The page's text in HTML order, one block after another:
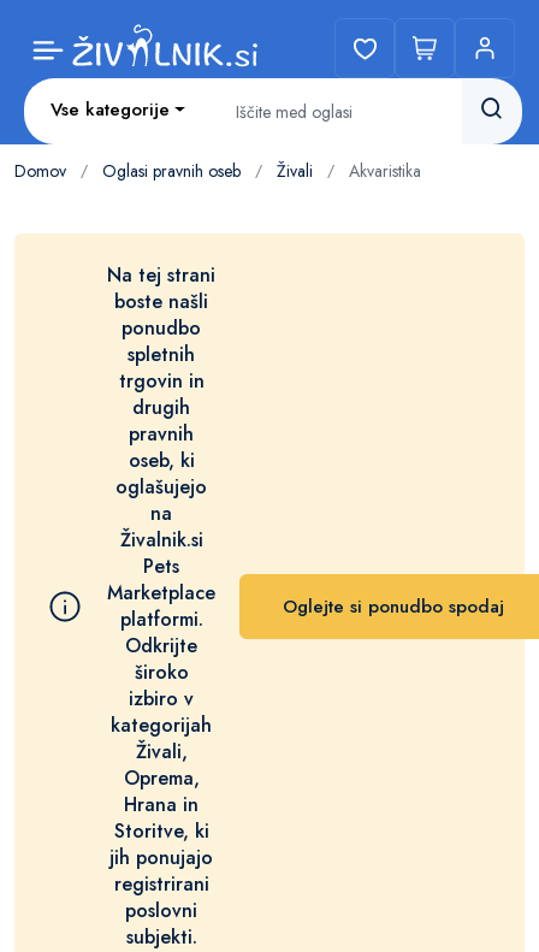
Vse kategorije
Domov / Oglasi pravnih oseb / Živali / Akvaristika
Na tej strani
boste našli
ponudbo
spletnih
trgovin in
drugih
pravnih
oseb, ki
oglašujejo
na
Živalnik.si
Pets
Marketplace
platformi.
Odkrijte
široko
izbiro v
kategorijah
Živali,
Oprema,
Hrana in
Storitve, ki
jih ponujajo
registrirani
poslovni
subjekti.
Oglejte si ponudbo spodaj